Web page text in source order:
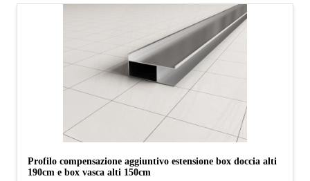
Profilo compensazione aggiuntivo estensione box doccia alti
190cm e box vasca alti 150cm